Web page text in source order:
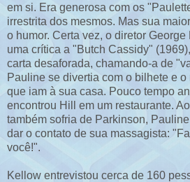
em si. Era generosa com os
irrestrita dos mesmos. Mas sua
o humor. Certa vez, o diretor
uma crítica a "Butch Cassidy"
carta desaforada, chamando-a de
Pauline se divertia com o bilhete e
que iam à sua casa. Pouco tempo
encontrou Hill em um restaurante.
também sofria de Parkinson,
dar o contato de sua massagista:
você!".
Kellow entrevistou cerca de 160